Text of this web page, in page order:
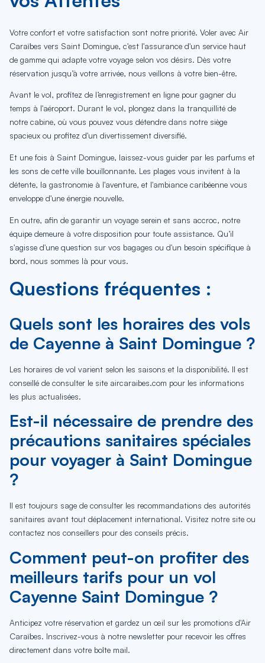
Votre confort et votre satisfaction sont notre priorité. Voler avec Air
Caraïbes vers Saint Domingue, c'est l'assurance d'un service haut
de gamme qui adapte votre voyage selon vos désirs. Dès votre
réservation jusqu’à votre arrivée, nous veillons à votre bien-être.
Avant le vol, profitez de l’enregistrement en ligne pour gagner du
temps à l'aéroport. Durant le vol, plongez dans la tranquillité de
notre cabine, où vous pouvez vous détendre dans notre siège
spacieux ou profitez d'un divertissement diversifié.
Et une fois à Saint Domingue, laissez-vous guider par les parfums et
les sons de cette ville bouillonnante. Les plages vous invitent à la
détente, la gastronomie à l'aventure, et l'ambiance caribéenne vous
enveloppe d'une énergie nouvelle.
En outre, afin de garantir un voyage serein et sans accroc, notre
équipe demeure à votre disposition pour toute assistance. Qu’il
s'agisse d'une question sur vos bagages ou d'un besoin spécifique à
bord, nous sommes là pour vous.
Questions fréquentes :
Quels sont les horaires des vols
de Cayenne à Saint Domingue ?
Les horaires de vol varient selon les saisons et la disponibilité. Il est
conseillé de consulter le site aircaraibes.com pour les informations
les plus actualisées.
Est-il nécessaire de prendre des
précautions sanitaires spéciales
pour voyager à Saint Domingue
?
Il est toujours sage de consulter les recommandations des autorités
sanitaires avant tout déplacement international. Visitez notre site ou
contactez nos conseillers pour des conseils précis.
Comment peut-on profiter des
meilleurs tarifs pour un vol
Cayenne Saint Domingue ?
Anticipez votre réservation et gardez un œil sur les promotions d'Air
Caraïbes. Inscrivez-vous à notre newsletter pour recevoir les offres
directement dans votre boîte mail.